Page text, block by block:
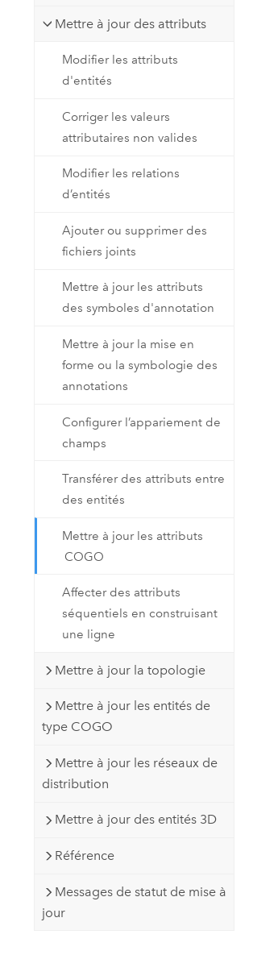
Mettre à jour des attributs
Modifier les attributs
d'entités
Corriger les valeurs
attributaires non valides
Modifier les relations
d’entités
Ajouter ou supprimer des
fichiers joints
Mettre à jour les attributs
des symboles d'annotation
Mettre à jour la mise en
forme ou la symbologie des
annotations
Configurer l’appariement de
champs
Transférer des attributs entre
des entités
Mettre à jour les attributs
COGO
Affecter des attributs
séquentiels en construisant
une ligne
Mettre à jour la topologie
Mettre à jour les entités de
type COGO
Mettre à jour les réseaux de
distribution
Mettre à jour des entités 3D
Référence
Messages de statut de mise à
jour